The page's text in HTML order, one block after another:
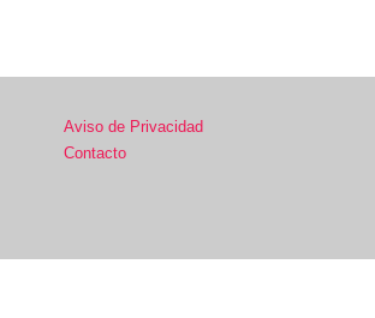
Aviso de Privacidad
Contacto